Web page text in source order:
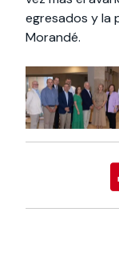
egresados y la
Morandé.